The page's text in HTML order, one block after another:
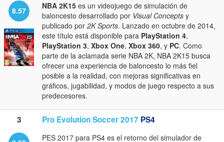
8.57 NBA 2K15 es un videojuego de simulación de
baloncesto desarrollado por Visual Concepts y
publicado por 2K Sports. Lanzado en octubre de 2014,
este título está disponible para PlayStation 4,
PlayStation 3, Xbox One, Xbox 360, y PC. Como
parte de la aclamada serie NBA 2K, NBA 2K15 busca
ofrecer una experiencia de baloncesto lo más fiel
posible a la realidad, con mejoras significativas en
gráficos, jugabilidad, y modos de juego respecto a sus
predecesores.
3 Pro Evolution Soccer 2017 PS4
PES 2017 para PS4 es el retorno del simulador de